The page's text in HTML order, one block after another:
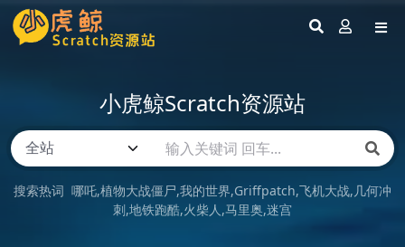
小虎鲸Scratch资源站
搜索热词 哪吒 植物大战僵尸 我的世界 Griffpatch 飞机大战 几何冲
刺 地铁跑酷 火柴人 马里奥 迷宫